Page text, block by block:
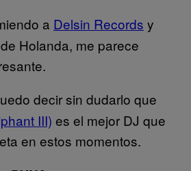
a Delsin Records y
de Holanda, me parece
decir sin dudarlo que
III) es el mejor DJ que
en estos momentos.